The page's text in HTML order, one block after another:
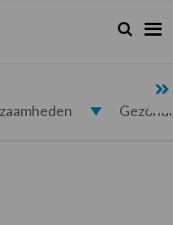
Zoeken...
Zoek